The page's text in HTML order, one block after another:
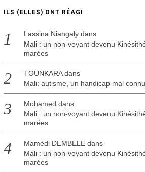
ILS (ELLES) ONT RÉAGI
Lassina Niangalydans
Mali : un non-voyant devenu
marées
TOUNKARAdans
Mali: autisme, un handicap mal connu
Mohamed dans
Mali : un non-voyant devenu
marées
Mamédi DEMBELEdans
Mali : un non-voyant devenu
marées